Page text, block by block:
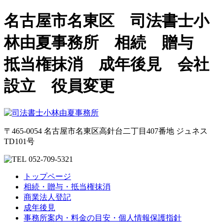
名古屋市名東区 司法書士小
林由夏事務所 相続 贈与
抵当権抹消 成年後見 会社
設立 役員変更
〒465-0054 名古屋市名東区高針台二丁目407番地 ジュネス
TD101号
052-709-5321
トップページ
相続・贈与・抵当権抹消
商業法人登記
成年後見
事務所案内・料金の目安・個人情報保護指針